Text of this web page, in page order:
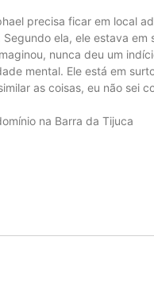
precisa ficar em local
ela, ele estava em
nunca deu um
mental. Ele está em
as coisas, eu não sei
na Barra da Tijuca